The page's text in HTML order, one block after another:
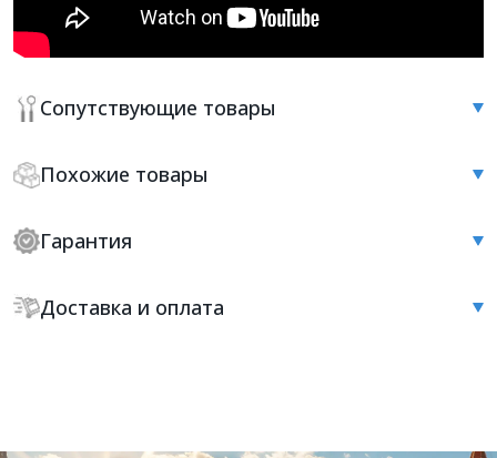
Сопутствующие товары
Похожие товары
Гарантия
Доставка и оплата